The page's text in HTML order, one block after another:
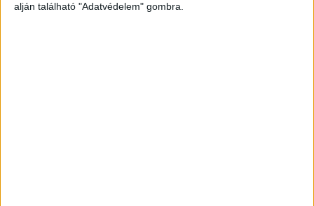
alján található "Adatvédelem" gombra.